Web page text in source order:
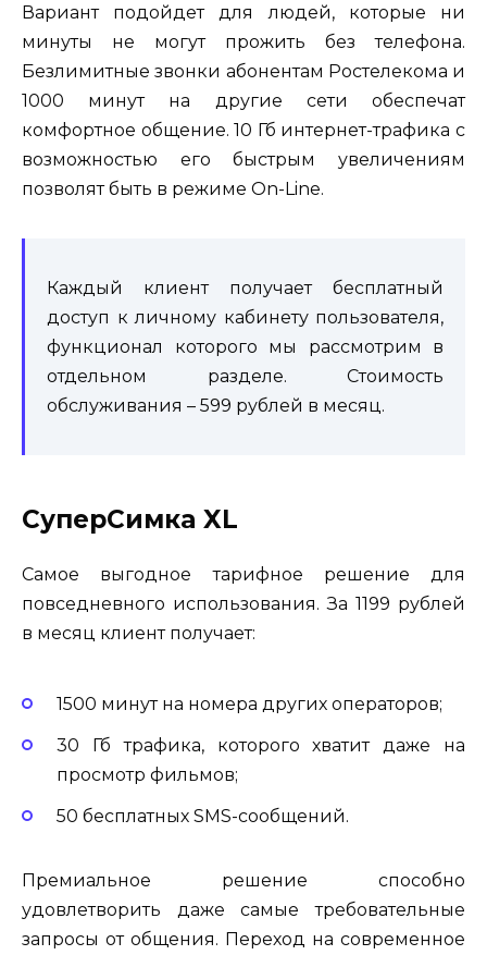
Вариант подойдет для людей, которые ни
минуты не могут прожить без телефона.
Безлимитные звонки абонентам Ростелекома и
1000 минут на другие сети обеспечат
комфортное общение. 10 Гб интернет-трафика с
возможностью его быстрым увеличениям
позволят быть в режиме On-Line.
Каждый клиент получает бесплатный
доступ к личному кабинету пользователя,
функционал которого мы рассмотрим в
отдельном разделе. Стоимость
обслуживания – 599 рублей в месяц.
СуперСимка XL
Самое выгодное тарифное решение для
повседневного использования. За 1199 рублей
в месяц клиент получает:
1500 минут на номера других операторов;
30 Гб трафика, которого хватит даже на
просмотр фильмов;
50 бесплатных SMS-сообщений.
Премиальное решение способно
удовлетворить даже самые требовательные
запросы от общения. Переход на современное